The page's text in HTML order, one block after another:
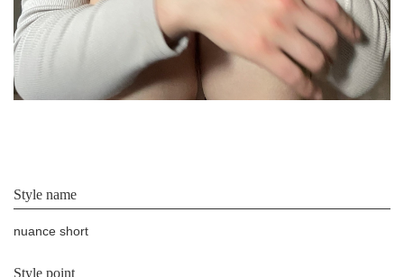
Style name
nuance short
Style point